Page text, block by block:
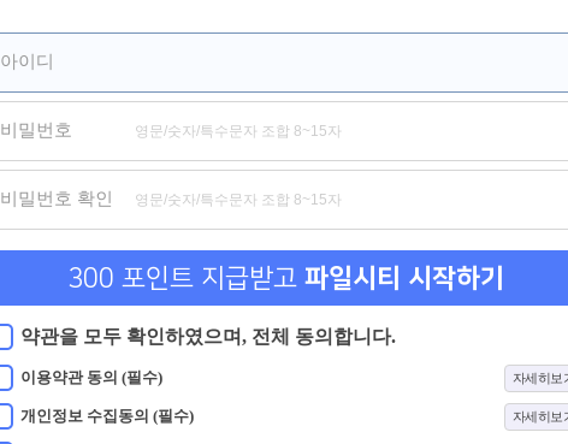
아이디
비밀번호
비밀번호 확인
300 포인트 지급받고 파일시티 시작하기
약관을 모두 확인하였으며, 전체 동의합니다.
이용약관 동의 (필수) 자세히보
개인정보 수집동의 (필수) 자세히보